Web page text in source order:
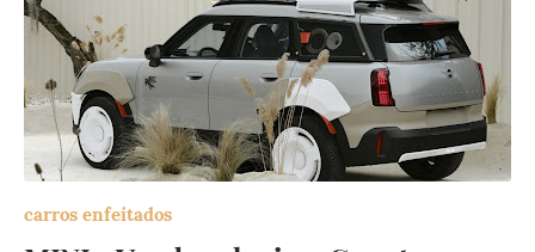
carros enfeitados